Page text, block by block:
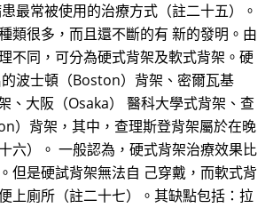
最常被使用的治療方式（註二十五）。
類很多，而且還不斷的有 新的發明。由
不同，可分為硬式背架及軟式背架。硬
波士頓（Boston）背架、密爾瓦基
、大阪（Osaka） 醫科大學式背架、查
）背架，其中，查理斯登背架屬於在晚
六）。 一般認為，硬式背架治療效果比
但是硬試背架無法自 己穿戴，而軟式背
上廁所（註二十七）。其缺點包括：拉